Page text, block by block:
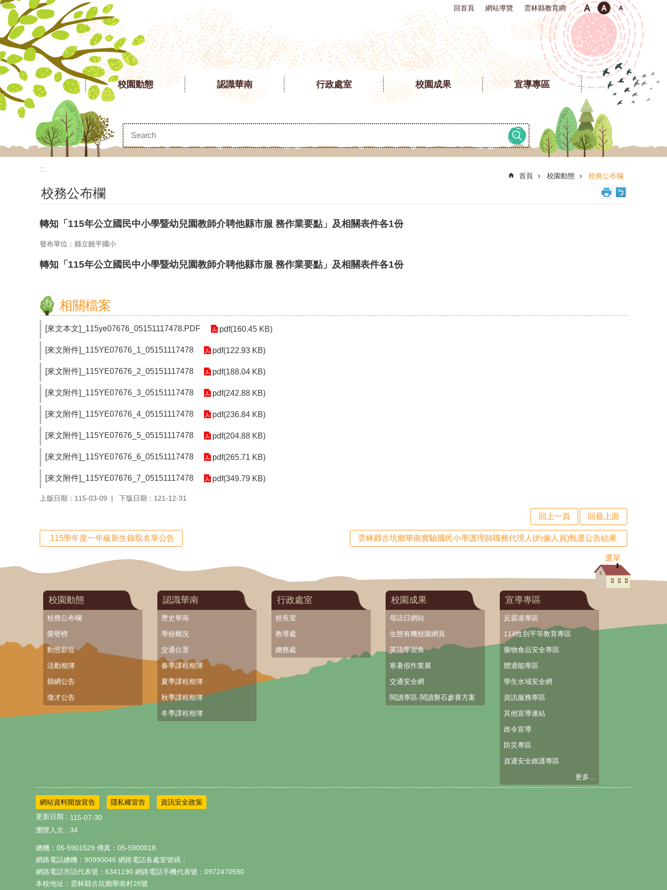
跳到主要內容區塊
::: 回首頁 網站導覽 雲林縣教育網
校園動態 認識華南 行政處室 校園成果 宣導專區
:::
首頁 校園動態 校務公布欄
校務公布欄
轉知「115年公立國民中小學暨幼兒園教師介聘他縣市服 務作業要點」及相關表件各1份
發布單位：縣立饒平國小
轉知「115年公立國民中小學暨幼兒園教師介聘他縣市服 務作業要點」及相關表件各1份
相關檔案
[來文本文]_115ye07676_05151117478.PDF pdf(160.45 KB)
[來文附件]_115YE07676_1_05151117478 pdf(122.93 KB)
[來文附件]_115YE07676_2_05151117478 pdf(188.04 KB)
[來文附件]_115YE07676_3_05151117478 pdf(242.88 KB)
[來文附件]_115YE07676_4_05151117478 pdf(236.84 KB)
[來文附件]_115YE07676_5_05151117478 pdf(204.88 KB)
[來文附件]_115YE07676_6_05151117478 pdf(265.71 KB)
[來文附件]_115YE07676_7_05151117478 pdf(349.79 KB)
上版日期：115-03-09 下版日期：121-12-31
回上一頁 回最上面
115學年度一年級新生錄取名單公告 雲林縣古坑鄉華南實驗國民小學護理師職務代理人(約僱人員)甄選公告結果
選單
:::
校園動態
校務公布欄
榮譽榜
動態影音
活動相簿
縣網公告
徵才公告
認識華南
歷史華南
學校概況
交通位置
春季課程相簿
夏季課程相簿
秋季課程相簿
冬季課程相簿
行政處室
校長室
教導處
總務處
校園成果
母語日網站
生態有機校園網頁
英語學習角
寒暑假作業展
交通安全網
閱讀專區-閱讀磐石參賽方案
宣導專區
反霸凌專區
114性別平等教育專區
藥物食品安全專區
體適能專區
學生水域安全網
資訊服務專區
其他宣導連結
政令宣導
防災專區
資通安全維護專區
更多...
網站資料開放宣告 隱私權宣告
資訊安全政策
更新日期
115-07-30
瀏覽人次
34
總機：05-5901529 傳真：05-5900018
網路電話總機：90990046 網路電話各處室號碼：
網路電話市話代表號：6341190 網路電話手機代表號：0972470590
本校地址：雲林縣古坑鄉華南村28號